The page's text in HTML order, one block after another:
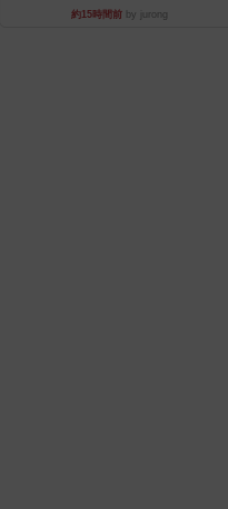
約15時間前by jurong